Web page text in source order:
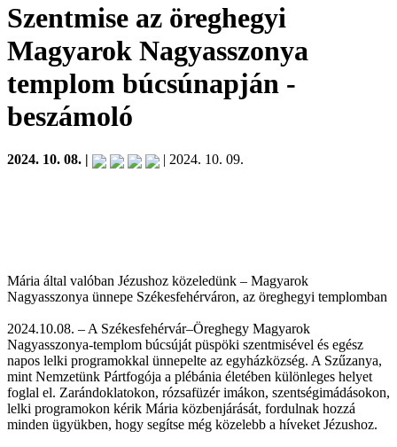
Szentmise az öreghegyi
Magyarok Nagyasszonya
templom búcsúnapján -
beszámoló
2024. 10. 08. | | 2024. 10. 09.
Mária által valóban Jézushoz közeledünk – Magyarok
Nagyasszonya ünnepe Székesfehérváron, az öreghegyi templomban
2024.10.08. – A Székesfehérvár–Öreghegy Magyarok
Nagyasszonya-templom búcsúját püspöki szentmisével és egész
napos lelki programokkal ünnepelte az egyházközség. A Szűzanya,
mint Nemzetünk Pártfogója a plébánia életében különleges helyet
foglal el. Zarándoklatokon, rózsafüzér imákon, szentségimádásokon,
lelki programokon kérik Mária közbenjárását, fordulnak hozzá
minden ügyükben, hogy segítse még közelebb a híveket Jézushoz.